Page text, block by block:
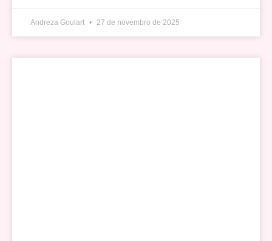
Andreza Goulart 27 de novembro de 2025